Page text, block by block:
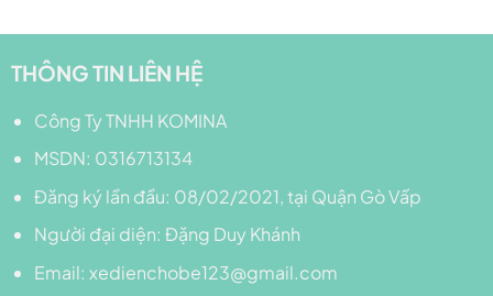
THÔNG TIN LIÊN HỆ
Công Ty TNHH KOMINA
MSDN: 0316713134
Đăng ký lần đầu: 08/02/2021, tại Quận Gò Vấp
Người đại diện: Đặng Duy Khánh
Email: xedienchobe123@gmail.com